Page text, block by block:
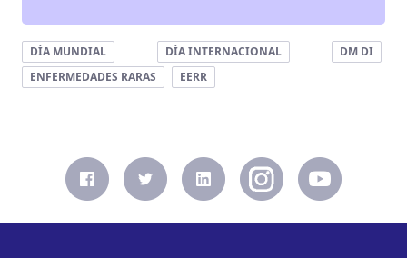
DÍA MUNDIAL DÍA INTERNACIONAL
DM DI
ENFERMEDADES RARAS
EERR